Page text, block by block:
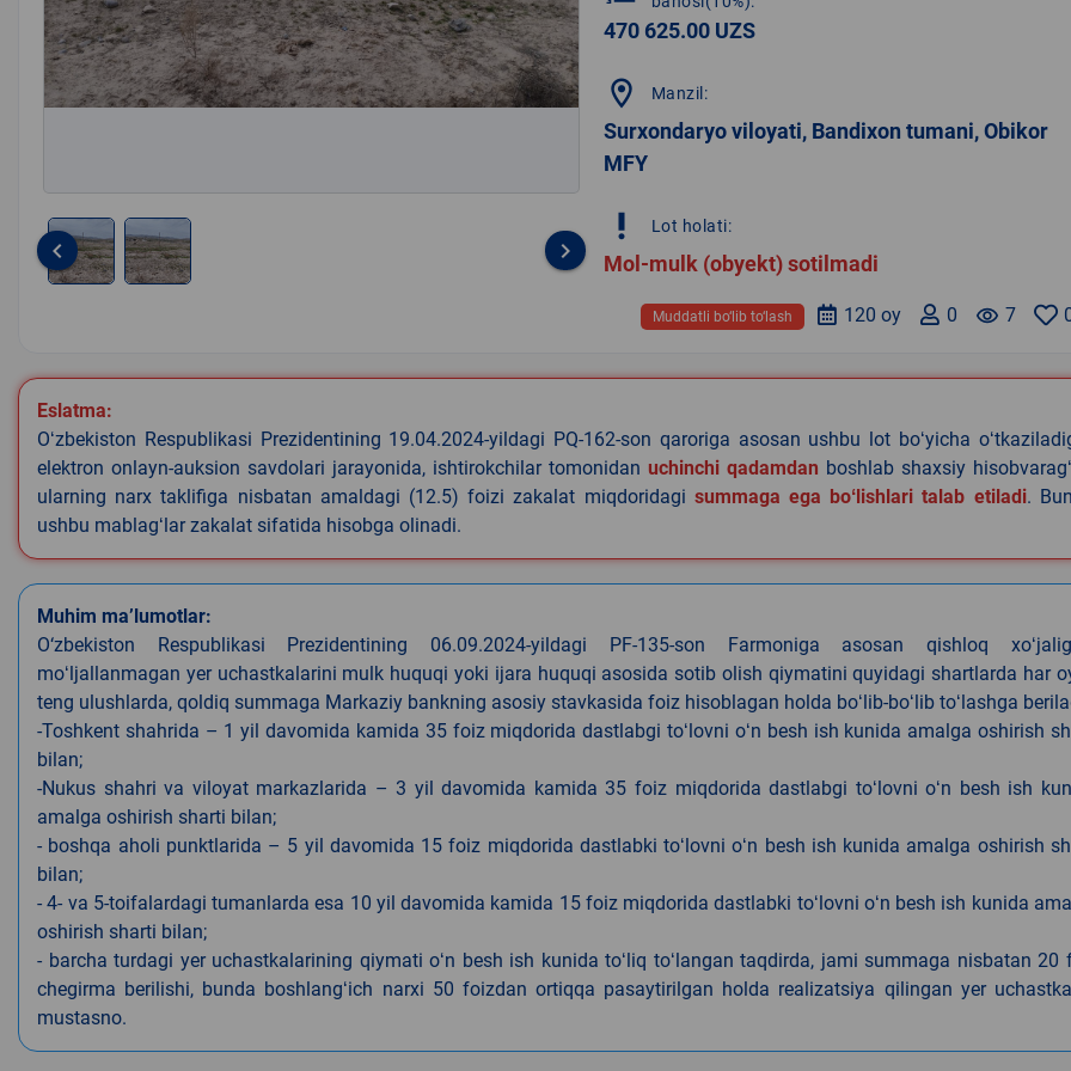
keyboard_arrow_left keyboard_arrow_right
470 625.00 UZS
location_on Manzil:
Surxondaryo viloyati, Bandixon tumani, Obikor
MFY
priority_high Lot holati:
Mol-mulk (obyekt) sotilmadi
remove_red_eye 7
0
120 oy
Muddatli bo‘lib to‘lash
Eslatma:
Oʻzbekiston Respublikasi Prezidentining 19.04.2024-yildagi PQ-162-son qaroriga asosan ushbu lot boʻyicha
elektron onlayn-auksion savdolari jarayonida, ishtirokchilar tomonidan uchinchi qadamdan boshlab shaxsiy
ularning narx taklifiga nisbatan amaldagi (12.5) foizi zakalat miqdoridagi summaga ega boʻlishlari talab etiladi.
ushbu mablagʻlar zakalat sifatida hisobga olinadi.
Muhim ma’lumotlar:
O‘zbekiston Respublikasi Prezidentining 06.09.2024-yildagi PF-135-son Farmoniga asosan qishloq
moʻljallanmagan yer uchastkalarini mulk huquqi yoki ijara huquqi asosida sotib olish qiymatini quyidagi shartlarda har
teng ulushlarda, qoldiq summaga Markaziy bankning asosiy stavkasida foiz hisoblagan holda boʻlib-boʻlib toʻlashga
-Toshkent shahrida – 1 yil davomida kamida 35 foiz miqdorida dastlabgi toʻlovni oʻn besh ish kunida amalga oshirish
bilan;
-Nukus shahri va viloyat markazlarida – 3 yil davomida kamida 35 foiz miqdorida dastlabgi toʻlovni oʻn besh ish
amalga oshirish sharti bilan;
- boshqa aholi punktlarida – 5 yil davomida 15 foiz miqdorida dastlabki toʻlovni oʻn besh ish kunida amalga oshirish
bilan;
- 4- va 5-toifalardagi tumanlarda esa 10 yil davomida kamida 15 foiz miqdorida dastlabki toʻlovni oʻn besh ish kunida
oshirish sharti bilan;
- barcha turdagi yer uchastkalarining qiymati oʻn besh ish kunida toʻliq toʻlangan taqdirda, jami summaga nisbatan 20
chegirma berilishi, bunda boshlangʻich narxi 50 foizdan ortiqqa pasaytirilgan holda realizatsiya qilingan yer
mustasno.